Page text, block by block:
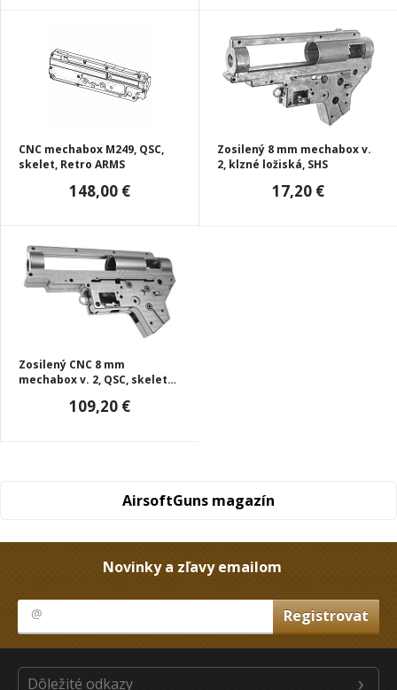
CNC mechabox M249, QSC,
skelet, Retro ARMS
148,00 €
Zosilený 8 mm mechabox v.
2, klzné ložiská, SHS
17,20 €
Zosilený CNC 8 mm
mechabox v. 2, QSC, skelet
109,20 €
AirsoftGuns magazín
Novinky a zľavy emailom
Dôležité odkazy